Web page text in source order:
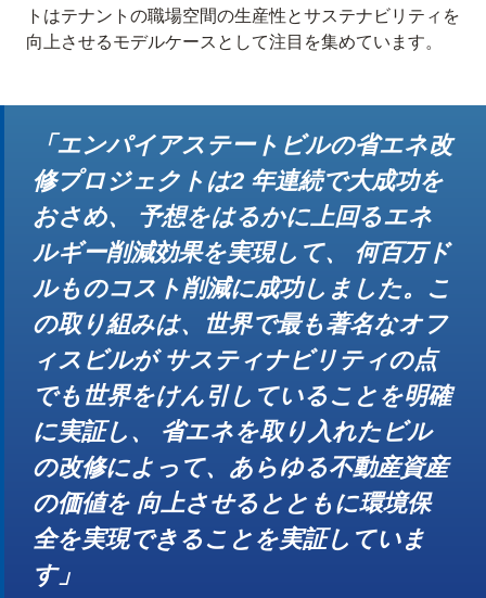
トはテナントの職場空間の生産性とサステナビリティを
向上させるモデルケースとして注目を集めています。
「エンパイアステートビルの省エネ改
修プロジェクトは2 年連続で大成功を
おさめ、 予想をはるかに上回るエネ
ルギー削減効果を実現して、 何百万ド
ルものコスト削減に成功しました。こ
の取り組みは、世界で最も著名なオフ
ィスビルが サスティナビリティの点
でも世界をけん引していることを明確
に実証し、 省エネを取り入れたビル
の改修によって、あらゆる不動産資産
の価値を 向上させるとともに環境保
全を実現できることを実証していま
す」